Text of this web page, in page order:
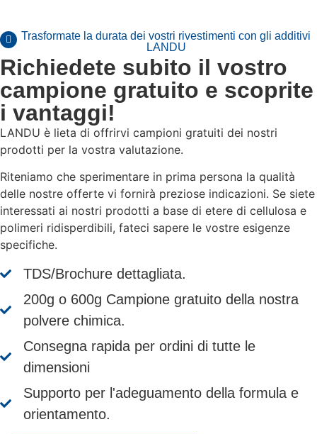
Trasformate la durata dei vostri rivestimenti con gli additivi
LANDU
Richiedete subito il vostro
campione gratuito e scoprite
i vantaggi!
LANDU è lieta di offrirvi campioni gratuiti dei nostri
prodotti per la vostra valutazione.
Riteniamo che sperimentare in prima persona la qualità
delle nostre offerte vi fornirà preziose indicazioni. Se siete
interessati ai nostri prodotti a base di etere di cellulosa e
polimeri ridisperdibili, fateci sapere le vostre esigenze
specifiche.
TDS/Brochure dettagliata.
200g o 600g Campione gratuito della nostra
polvere chimica.
Consegna rapida per ordini di tutte le
dimensioni
Supporto per l'adeguamento della formula e
orientamento.